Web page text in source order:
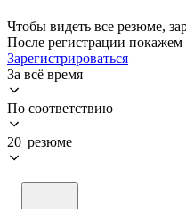
Чтобы видеть все резюме,
После регистрации
Зарегистрироваться
За всё время
По соответствию
20 резюме